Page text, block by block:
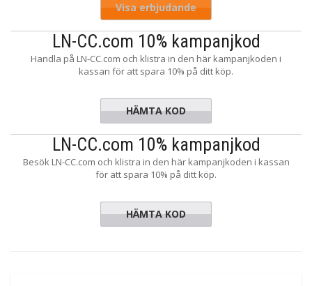
Visa erbjudande
LN-CC.com 10% kampanjkod
Handla på LN-CC.com och klistra in den här kampanjkoden i
kassan för att spara 10% på ditt köp.
F5OQ-MR
HÄMTA KOD
LN-CC.com 10% kampanjkod
Besök LN-CC.com och klistra in den här kampanjkoden i kassan
för att spara 10% på ditt köp.
F5OQ-MR
HÄMTA KOD